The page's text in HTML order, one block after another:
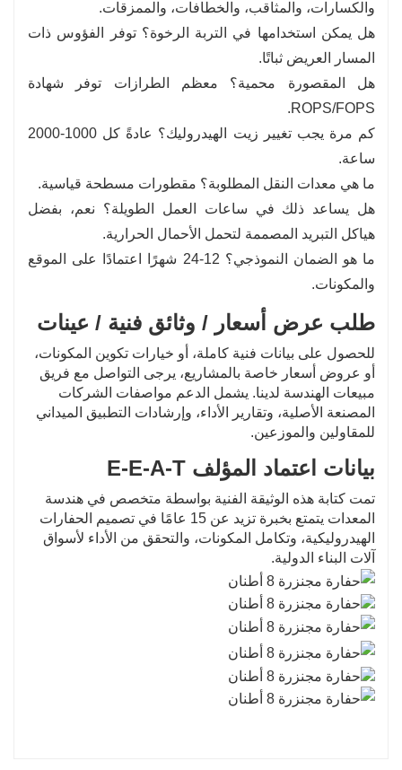
والكسارات، والمثاقب، والخطافات، والممزقات.
هل يمكن استخدامها في التربة الرخوة؟ توفر الفؤوس ذات
المسار العريض ثباتًا.
هل المقصورة محمية؟ معظم الطرازات توفر شهادة
ROPS/FOPS.
كم مرة يجب تغيير زيت الهيدروليك؟ عادةً كل 1000-2000
ساعة.
ما هي معدات النقل المطلوبة؟ مقطورات مسطحة قياسية.
هل يساعد ذلك في ساعات العمل الطويلة؟ نعم، بفضل
هياكل التبريد المصممة لتحمل الأحمال الحرارية.
ما هو الضمان النموذجي؟ 12-24 شهرًا اعتمادًا على الموقع
والمكونات.
طلب عرض أسعار / وثائق فنية / عينات
للحصول على بيانات فنية كاملة، أو خيارات تكوين المكونات،
أو عروض أسعار خاصة بالمشاريع، يرجى التواصل مع فريق
مبيعات الهندسة لدينا. يشمل الدعم مواصفات الشركات
المصنعة الأصلية، وتقارير الأداء، وإرشادات التطبيق الميداني
للمقاولين والموزعين.
بيانات اعتماد المؤلف E-E-A-T
تمت كتابة هذه الوثيقة الفنية بواسطة متخصص في هندسة
المعدات يتمتع بخبرة تزيد عن 15 عامًا في تصميم الحفارات
الهيدروليكية، وتكامل المكونات، والتحقق من الأداء لأسواق
آلات البناء الدولية.